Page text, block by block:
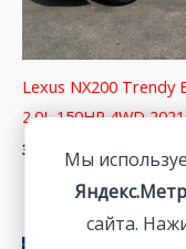
Lexus NX200 Trendy
2.0L 150HP 4WD 2021
3 498 800
Мы
сайта.